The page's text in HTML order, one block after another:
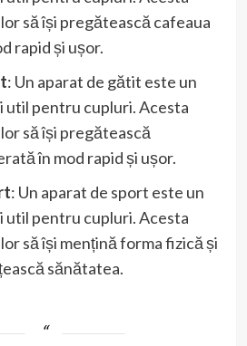
să își pregătească cafeaua
rapid și ușor.
: Un aparat de gătit este un
util pentru cupluri. Acesta
să își pregătească
în mod rapid și ușor.
: Un aparat de sport este un
util pentru cupluri. Acesta
să își mențină forma fizică și
sănătatea.